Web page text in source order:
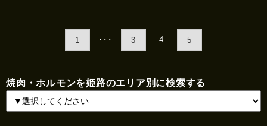
1 ･･･ 3 4 5
焼肉・ホルモンを姫路のエリア別に検索する